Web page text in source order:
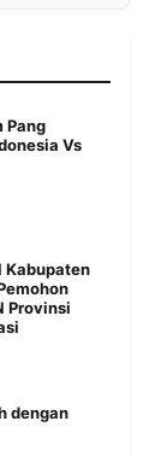
Pang
Vs
Kabupaten
Provinsi
dengan